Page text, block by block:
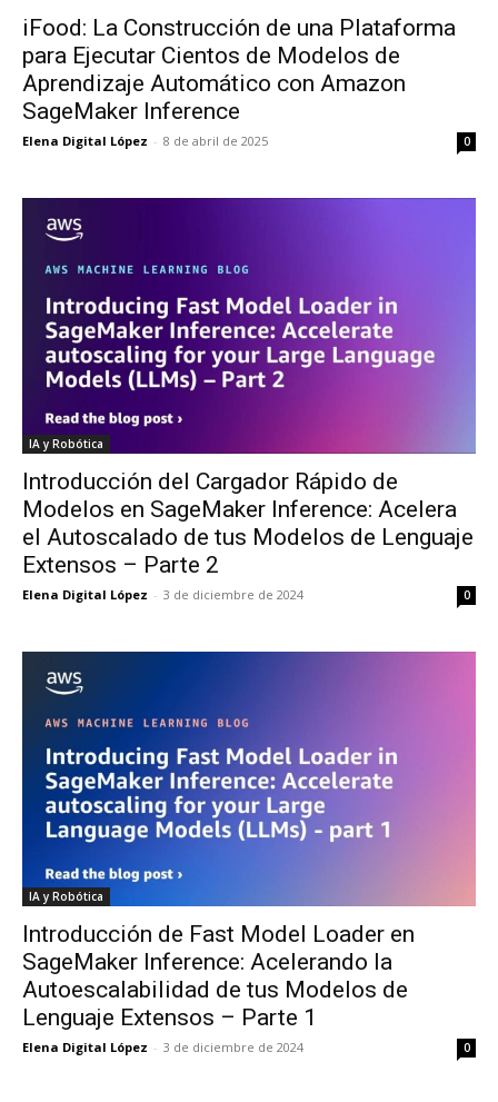
iFood: La Construcción de una Plataforma
para Ejecutar Cientos de Modelos de
Aprendizaje Automático con Amazon
SageMaker Inference
Elena Digital López - 8 de abril de 2025 0
IA y Robótica
Introducción del Cargador Rápido de
Modelos en SageMaker Inference: Acelera
el Autoscalado de tus Modelos de Lenguaje
Extensos – Parte 2
Elena Digital López - 3 de diciembre de 2024 0
IA y Robótica
Introducción de Fast Model Loader en
SageMaker Inference: Acelerando la
Autoescalabilidad de tus Modelos de
Lenguaje Extensos – Parte 1
Elena Digital López - 3 de diciembre de 2024 0